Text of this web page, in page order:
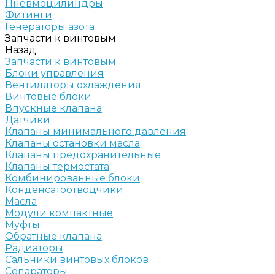
Пневмоцилиндры
Фитинги
Генераторы азота
Запчасти к винтовым
Назад
Запчасти к винтовым
Блоки управления
Вентиляторы охлаждения
Винтовые блоки
Впускные клапана
Датчики
Клапаны минимального давления
Клапаны остановки масла
Клапаны предохранительные
Клапаны термостата
Комбинированные блоки
Конденсатоотводчики
Масла
Модули компактные
Муфты
Обратные клапана
Радиаторы
Сальники винтовых блоков
Сепараторы